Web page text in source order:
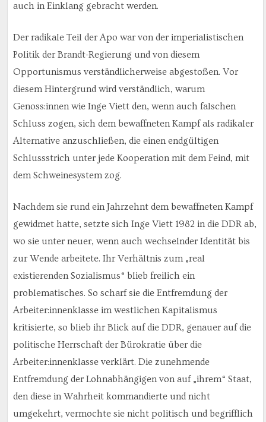
auch in Einklang gebracht werden.
Der radikale Teil der Apo war von der imperialistischen
Politik der Brandt-Regierung und von diesem
Opportunismus verständlicherweise abgestoßen. Vor
diesem Hintergrund wird verständlich, warum
Genoss:innen wie Inge Viett den, wenn auch falschen
Schluss zogen, sich dem bewaffneten Kampf als radikaler
Alternative anzuschließen, die einen endgültigen
Schlussstrich unter jede Kooperation mit dem Feind, mit
dem Schweinesystem zog.
Nachdem sie rund ein Jahrzehnt dem bewaffneten Kampf
gewidmet hatte, setzte sich Inge Viett 1982 in die DDR ab,
wo sie unter neuer, wenn auch wechselnder Identität bis
zur Wende arbeitete. Ihr Verhältnis zum „real
existierenden Sozialismus“ blieb freilich ein
problematisches. So scharf sie die Entfremdung der
Arbeiter:innenklasse im westlichen Kapitalismus
kritisierte, so blieb ihr Blick auf die DDR, genauer auf die
politische Herrschaft der Bürokratie über die
Arbeiter:innenklasse verklärt. Die zunehmende
Entfremdung der Lohnabhängigen von auf „ihrem“ Staat,
den diese in Wahrheit kommandierte und nicht
umgekehrt, vermochte sie nicht politisch und begrifflich